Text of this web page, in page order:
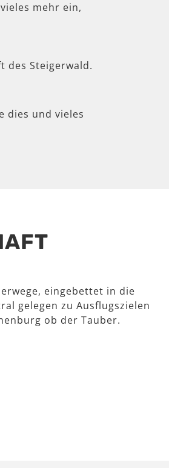
mehr ein,
des Steigerwald.
dies und vieles
eingebettet in die
gelegen zu Ausflugszielen
ob der Tauber.